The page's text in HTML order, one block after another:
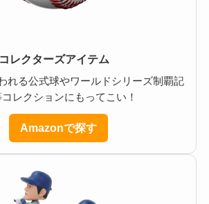
コレクターズアイテム
れる公式球やワールドシリーズ制覇記
レクションにもってこい！
Amazonで探す